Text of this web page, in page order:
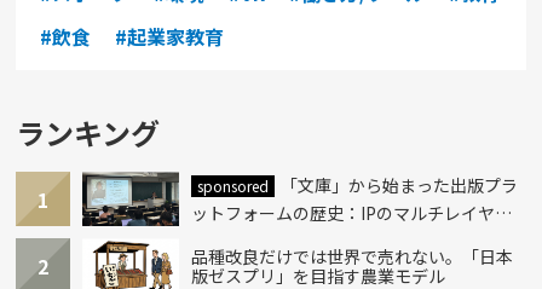
#飲食
#起業家教育
ランキング
1 sponsored
「文庫」から始まった出版プラ
ットフォームの歴史：IPのマルチレイヤー
2
品種改良だけでは世界で売れない。「日本
版ゼスプリ」を目指す農業モデル